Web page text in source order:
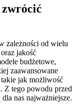
zwrócić
zależności od wielu
jakość
budżetowe,
zaawansowane
jak możliwość
Z tego powodu przed
nas najważniejsze.